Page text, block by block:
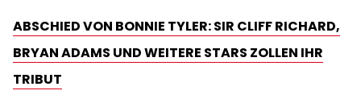
ABSCHIED VON BONNIE TYLER: SIR CLIFF RICHARD,
BRYAN ADAMS UND WEITERE STARS ZOLLEN IHR
TRIBUT